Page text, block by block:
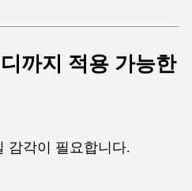
까지 적용 가능한
감각이 필요합니다.